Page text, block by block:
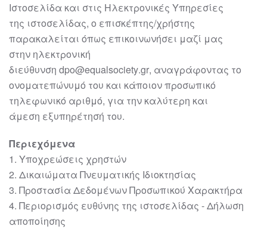
Ιστοσελίδα και στις Ηλεκτρονικές Υπηρεσίες
της ιστοσελίδας, ο επισκέπτης/χρήστης
παρακαλείται όπως επικοινωνήσει μαζί μας
στην ηλεκτρονική
διεύθυνση dpo@equalsociety.gr, αναγράφοντας το
ονοματεπώνυμό του και κάποιον προσωπικό
τηλεφωνικό αριθμό, για την καλύτερη και
άμεση εξυπηρέτησή του.
Περιεχόμενα
1. Υποχρεώσεις χρηστών
2. Δικαιώματα Πνευματικής Ιδιοκτησίας
3. Προστασία Δεδομένων Προσωπικού Χαρακτήρα
4. Περιορισμός ευθύνης της ιστοσελίδας -Δήλωση
αποποίησης